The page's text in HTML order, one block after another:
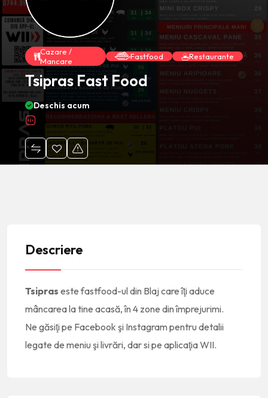
Cazare /
Mancare
Fastfood Restaurante
Tsipras Fast Food
Deschis acum
Descriere
Tsipras este fastfood-ul din Blaj care îţi aduce
mâncarea la tine acasă, în 4 zone din împrejurimi.
Ne găsiţi pe Facebook şi Instagram pentru detalii
legate de meniu şi livrări, dar si pe aplicaţia WII.